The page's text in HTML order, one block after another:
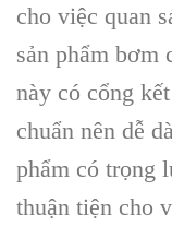
cho việc quan
sản phẩm bơm
này có cổng
chuẩn nên dễ
phẩm có trọng
thuận tiện cho